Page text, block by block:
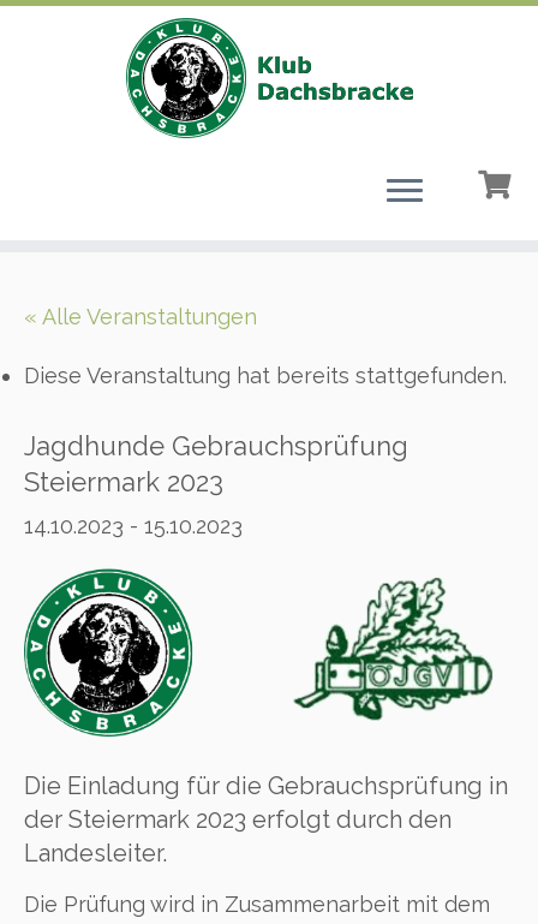
« Alle Veranstaltungen
Diese Veranstaltung hat bereits stattgefunden.
Jagdhunde Gebrauchsprüfung
Steiermark 2023
14.10.2023 - 15.10.2023
Die Einladung für die Gebrauchsprüfung in
der Steiermark 2023 erfolgt durch den
Landesleiter.
Die Prüfung wird in Zusammenarbeit mit dem